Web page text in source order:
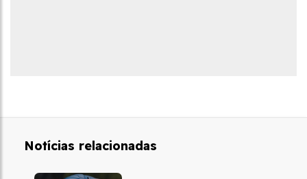
Notícias relacionadas